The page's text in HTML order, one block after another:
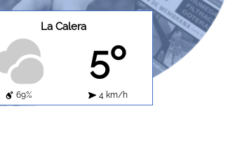
La Calera
5º
69% 4 km/h